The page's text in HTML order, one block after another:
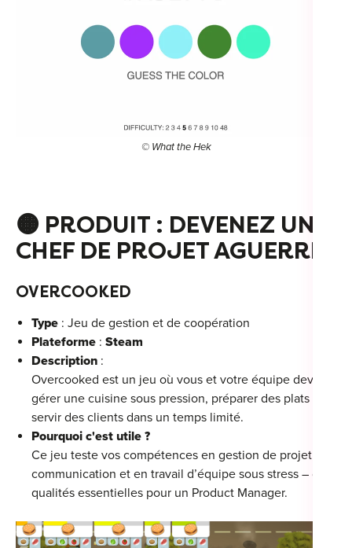
© What the Hek
🟠 PRODUIT : DEVENEZ UN
CHEF DE PROJET AGUERRI
OVERCOOKED
Type : Jeu de gestion et de coopération
Plateforme : Steam
Description :
Overcooked est un jeu où vous et votre équipe devez
gérer une cuisine sous pression, préparer des plats et
servir des clients dans un temps limité.
Pourquoi c'est utile ?
Ce jeu teste vos compétences en gestion de projet, en
communication et en travail d’équipe sous stress – des
qualités essentielles pour un Product Manager.